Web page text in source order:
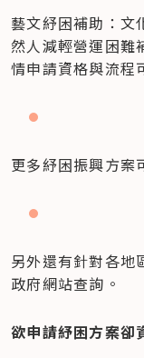
藝文紓困補助：文
然人減輕營運困難
情申請資格與流程
更多紓困振興方案
另外還有針對各地
政府網站查詢。
欲申請紓困方案卻